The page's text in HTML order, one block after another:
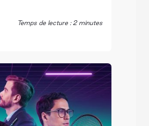
Temps de lecture : 2 minutes